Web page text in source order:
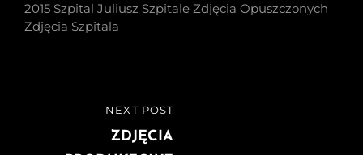
2015 Szpital Juliusz Szpitale Zdjęcia Opuszczonych
Zdjęcia Szpitala
NawigacjaNEXT POST
ZDJĘCIA